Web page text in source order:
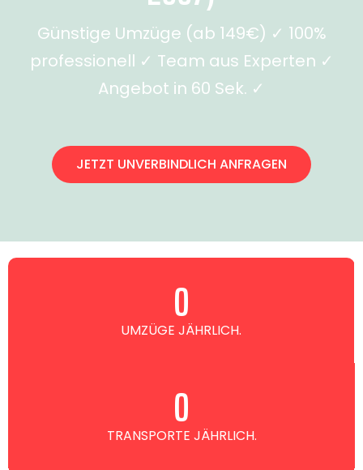
Günstige Umzüge (ab 149€) ✓ 100%
professionell ✓ Team aus Experten ✓
Angebot in 60 Sek. ✓
JETZT UNVERBINDLICH ANFRAGEN
UMZÜGE JÄHRLICH.
0
TRANSPORTE JÄHRLICH.
0